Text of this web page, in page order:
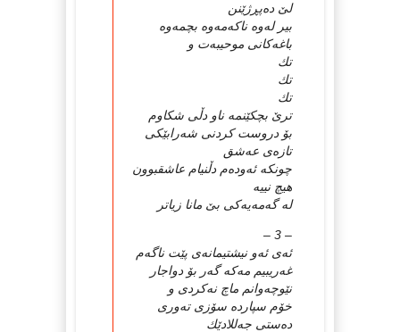
لێ ده‌پڕژێنن
بیر له‌وه‌ ناكه‌مه‌وه‌ بچمه‌وه‌
باغه‌كانی موحیبه‌ت و
تك
تك
تك
ترێ‌ بچكێنمه‌ ناو دڵی شكاوم
بۆ دروست كردنی شه‌رابێكی
تازه‌ی عه‌شق
چونكه‌ ئه‌وده‌م دڵنیام عاشقبوون
هیچ نییه‌
له‌ گه‌مه‌یه‌كی بێ‌ مانا زیاتر
– 3 –
ئه‌ی ئه‌و نیشتیمانه‌ی پێت ناگه‌م
غه‌ریبیم مه‌كه‌ گه‌ر بۆ دواجار
نێوچه‌وانم ماچ نه‌كردی و
خۆم سپارده‌ سۆزی ته‌وری
ده‌ستی جه‌للادێك